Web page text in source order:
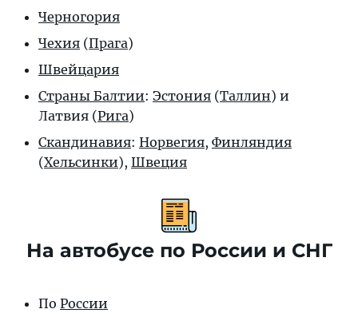
Черногория
Чехия (Прага)
Швейцария
Страны Балтии: Эстония (Таллин) и
Латвия (Рига)
Скандинавия: Норвегия, Финляндия
(Хельсинки), Швеция
На автобусе по России и СНГ
По России